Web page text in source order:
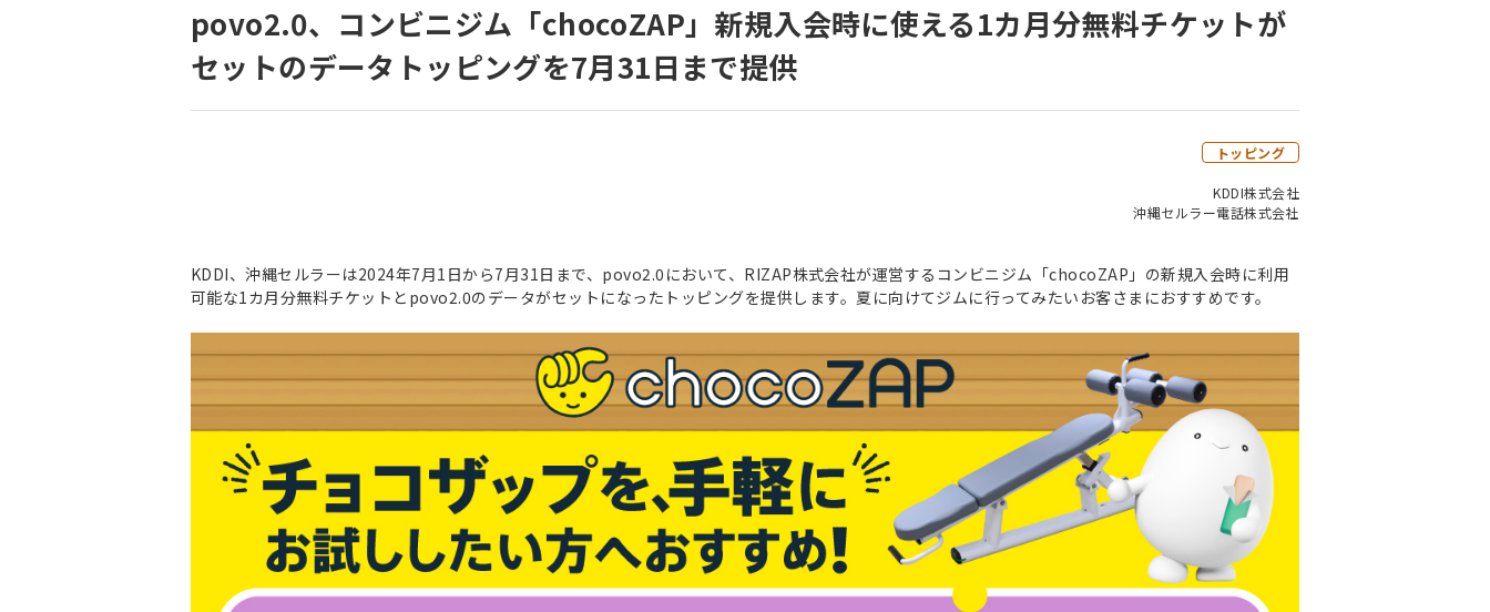
povo2.0、コンビニジム「chocoZAP」新規入会時に使える1カ月分無料チケットが
セットのデータトッピングを7月31日まで提供
トッピング
KDDI株式会社
沖縄セルラー電話株式会社
KDDI、沖縄セルラーは2024年7月1日から7月31日まで、povo2.0において、RIZAP株式会社が運営するコンビニジム「chocoZAP」の新規入会時に利用
可能な1カ月分無料チケットとpovo2.0のデータがセットになったトッピングを提供します。夏に向けてジムに行ってみたいお客さまにおすすめです。